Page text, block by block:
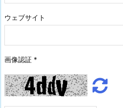
ウェブサイト
画像認証 *